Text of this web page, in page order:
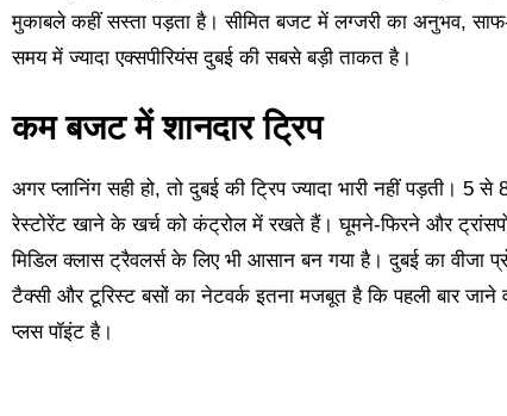
मुकाबले कहीं सस्ता पड़ता है। सीमित बजट में लग्जरी का अनुभव,
समय में ज्यादा एक्सपीरियंस दुबई की सबसे बड़ी ताकत है।
कम बजट में शानदार ट्रिप
अगर प्लानिंग सही हो, तो दुबई की ट्रिप ज्यादा भारी नहीं
रेस्टोरेंट खाने के खर्च को कंट्रोल में रखते हैं। घूमने-फिरने और
मिडिल क्लास ट्रैवलर्स के लिए भी आसान बन गया है। दुबई का वीजा
टैक्सी और टूरिस्ट बसों का नेटवर्क इतना मजबूत है कि पहली बार जाने
प्लस पॉइंट है।